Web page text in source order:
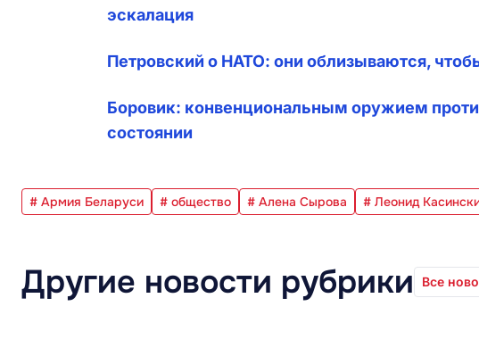
эскалация
Петровский о НАТО: они облизываются,
Боровик: конвенциональным оружием
состоянии
# Армия Беларуси # общество # Алена Сырова # Леонид
Другие новости рубрики Все